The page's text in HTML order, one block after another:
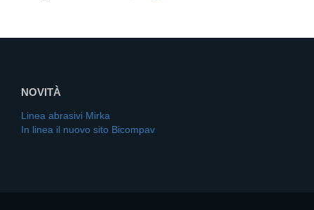
NOVITÀ
Linea abrasivi Mirka
In linea il nuovo sito Bicompav